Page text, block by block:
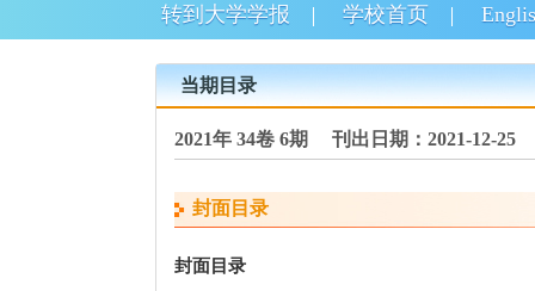
转到大学学报
学校首页
当期目录
2021年 34卷 6期 刊出日期：2021-12-25
封面目录
封面目录